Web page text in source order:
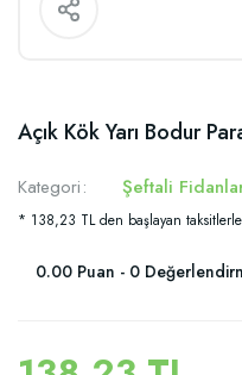
Açık Kök Yarı Bodur
Kategori Şeftali
* 138,23 TL den başlayan
0.00 Puan - 0